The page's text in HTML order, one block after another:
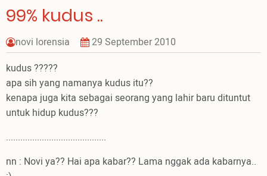
99% kudus ..
novi lorensia
29 September 2010
kudus ?????
apa sih yang namanya kudus itu??
kenapa juga kita sebagai seorang yang lahir baru dituntut
untuk hidup kudus???
..........................................
nn : Novi ya?? Hai apa kabar?? Lama nggak ada kabarnya..